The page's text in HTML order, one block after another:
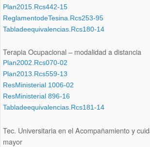
Plan2015.Rcs442-15
ReglamentodeTesina.Rcs253-95
Tabladeequivalencias.Rcs180-14
Terapia Ocupacional – modalidad a distancia
Plan2002.Rcs070-02
Plan2013.Rcs559-13
ResMinisterial 1006-02
ResMinisterial 896-16
Tabladeequivalencias.Rcs181-14
Tec. Universitaria en el Acompañamiento y
mayor